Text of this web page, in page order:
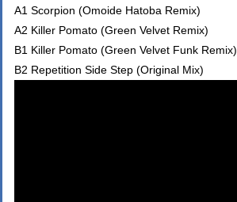
A1 Scorpion (Omoide Hatoba Remix)
A2 Killer Pomato (Green Velvet Remix)
B1 Killer Pomato (Green Velvet Funk Remix)
B2 Repetition Side Step (Original Mix)